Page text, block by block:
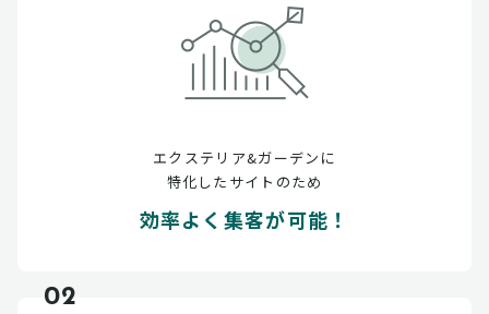
エクステリア&ガーデンに
特化したサイトのため
効率よく集客が可能！
02